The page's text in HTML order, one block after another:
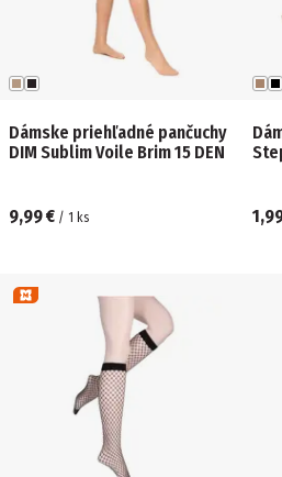
Dámske priehľadné pančuchy
DIM Sublim Voile Brim 15 DEN
9,99 € / 1 ks